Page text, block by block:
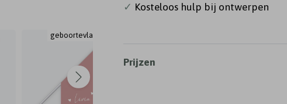
geboortevlag
✓ Kosteloos hulp bij ontwerpen
Prijzen